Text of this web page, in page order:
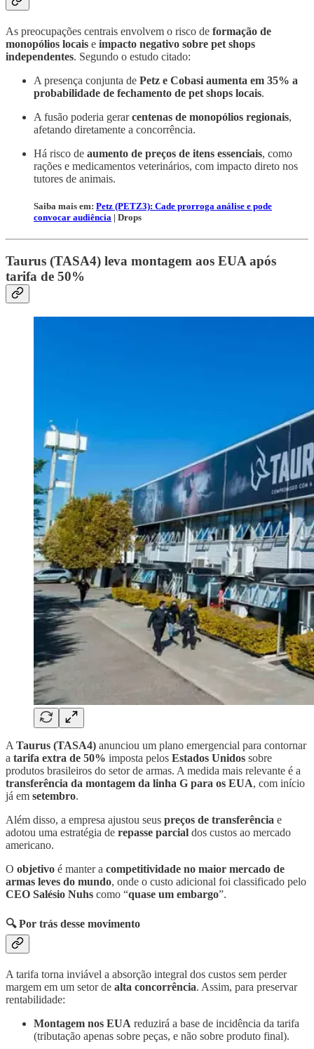
As preocupações centrais envolvem o risco de formação de
monopólios locais e impacto negativo sobre pet shops
independentes. Segundo o estudo citado:
A presença conjunta de Petz e Cobasi aumenta em 35% a
probabilidade de fechamento de pet shops locais.
A fusão poderia gerarcentenas de monopólios regionais,
afetando diretamente a concorrência.
Há risco de aumento de preços de itens essenciais, como
rações e medicamentos veterinários, com impacto direto nos
tutores de animais.
Saiba mais em: Petz (PETZ3): Cade prorroga análise e pode
convocar audiência | Drops
Taurus (TASA4) leva montagem aos EUA após
tarifa de 50%
A Taurus (TASA4) anunciou um plano emergencial para contornar
a tarifa extra de 50% imposta pelos Estados Unidos sobre
produtos brasileiros do setor de armas. A medida mais relevante é a
transferência da montagem da linha G para os EUA, com início
já em setembro.
Além disso, a empresa ajustou seus preços de transferência e
adotou uma estratégia de repasse parcial dos custos ao mercado
americano.
O objetivo é manter a competitividade no maior mercado de
armas leves do mundo, onde o custo adicional foi classificado pelo
CEO Salésio Nuhs como “quase um embargo”.
🔍 Por trás desse movimento
A tarifa torna inviável a absorção integral dos custos sem perder
margem em um setor de alta concorrência. Assim, para preservar
rentabilidade:
Montagem nos EUA reduzirá a base de incidência da tarifa
(tributação apenas sobre peças, e não sobre produto final).